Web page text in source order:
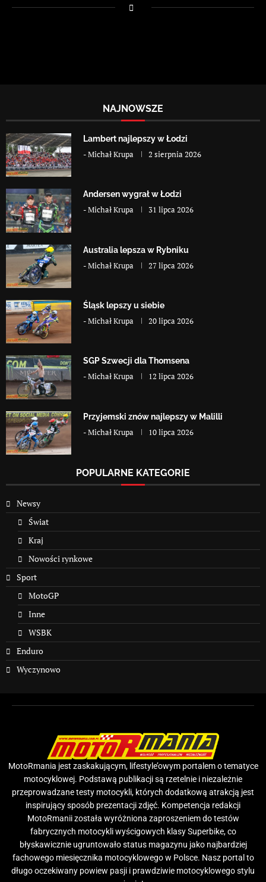
NAJNOWSZE
Lambert najlepszy w Łodzi
-Michał Krupa 2 sierpnia 2026
Andersen wygrał w Łodzi
-Michał Krupa 31 lipca 2026
Australia lepsza w Rybniku
-Michał Krupa 27 lipca 2026
Śląsk lepszy u siebie
-Michał Krupa 20 lipca 2026
SGP Szwecji dla Thomsena
-Michał Krupa 12 lipca 2026
Przyjemski znów najlepszy w Malilli
-Michał Krupa 10 lipca 2026
POPULARNE KATEGORIE
Newsy
Świat
Kraj
Nowości rynkowe
Sport
MotoGP
Inne
WSBK
Enduro
Wyczynowo
MotoRmania jest zaskakującym, lifestyle’owym portalem o tematyce
motocyklowej. Podstawą publikacji są rzetelnie i niezależnie
przeprowadzane testy motocykli, których dodatkową atrakcją jest
inspirujący sposób prezentacji zdjęć. Kompetencja redakcji
MotoRmanii została wyróżniona zaproszeniem do testów
fabrycznych motocykli wyścigowych klasy Superbike, co
błyskawicznie ugruntowało status magazynu jako najbardziej
fachowego miesięcznika motocyklowego w Polsce. Nasz portal to
długo oczekiwany powiew pasji i prawdziwie motocyklowego stylu